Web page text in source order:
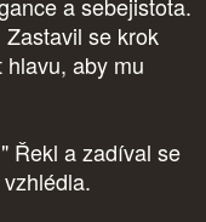
a sebejistota.
se krok
aby mu
Řekl a zadíval se